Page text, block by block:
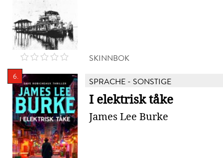
SKINNBOK
6. SPRACHE - SONSTIGE
I elektrisk tåke
James Lee Burke